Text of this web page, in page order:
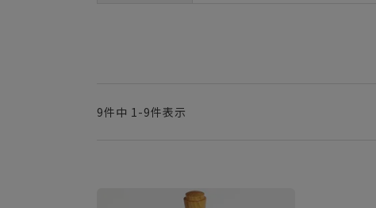
9件中 1 -9件表示